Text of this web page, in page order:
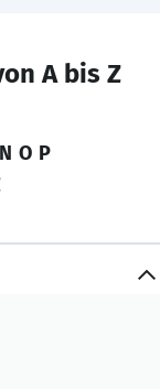
A bis Z
N O P